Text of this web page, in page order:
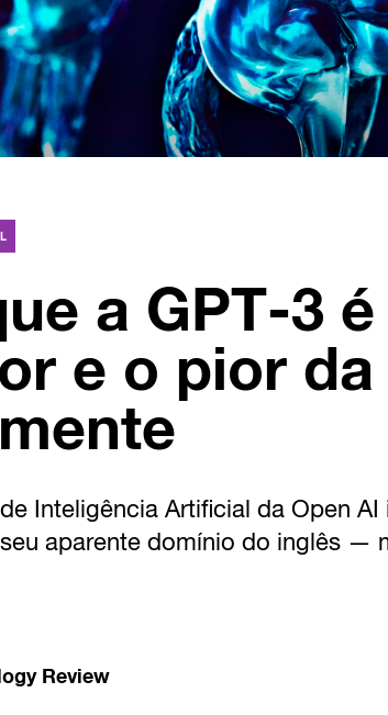
a GPT-3
e o pior da
Inteligência Artificial da Open
aparente domínio do inglês —
Review